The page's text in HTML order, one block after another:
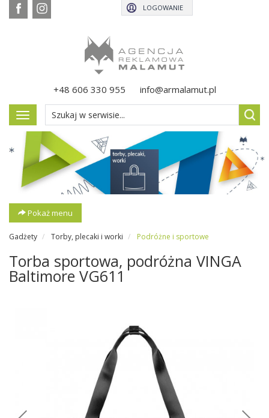
+48 606 330 955 info@armalamut.pl
LOGOWANIE
Pokaż
menu
Pokaż menu
Gadżety Torby, plecaki i worki Podróżne i sportowe
Torba sportowa, podróżna VINGA
Baltimore VG611